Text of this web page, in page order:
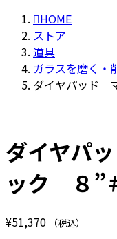
HOME
ストア
道具
ガラスを磨く・
ダイヤパッド
ダイヤパ
ック ８”
¥51,370 （税込）